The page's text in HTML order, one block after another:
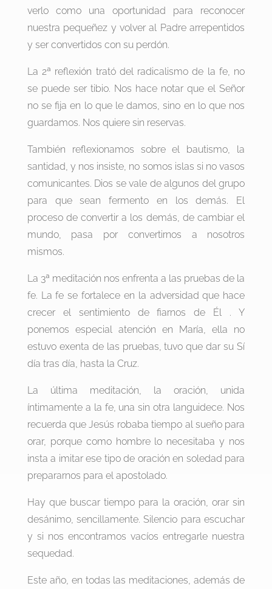
verlo como una oportunidad para reconocer
nuestra pequeñez y volver al Padre arrepentidos
y ser convertidos con su perdón.
La 2ª reflexión trató del radicalismo de la fe, no
se puede ser tibio. Nos hace notar que el Señor
no se fija en lo que le damos, sino en lo que nos
guardamos. Nos quiere sin reservas.
También reflexionamos sobre el bautismo, la
santidad, y nos insiste, no somos islas si no vasos
comunicantes. Dios se vale de algunos del grupo
para que sean fermento en los demás. El
proceso de convertir a los demás, de cambiar el
mundo, pasa por convertirnos a nosotros
mismos.
La 3ª meditación nos enfrenta a las pruebas de la
fe. La fe se fortalece en la adversidad que hace
crecer el sentimiento de fiarnos de Él . Y
ponemos especial atención en María, ella no
estuvo exenta de las pruebas, tuvo que dar su Sí
día tras día, hasta la Cruz.
La última meditación, la oración, unida
íntimamente a la fe, una sin otra languidece. Nos
recuerda que Jesús robaba tiempo al sueño para
orar, porque como hombre lo necesitaba y nos
insta a imitar ese tipo de oración en soledad para
prepararnos para el apostolado.
Hay que buscar tiempo para la oración, orar sin
desánimo, sencillamente. Silencio para escuchar
y si nos encontramos vacíos entregarle nuestra
sequedad.
Este año, en todas las meditaciones, además de